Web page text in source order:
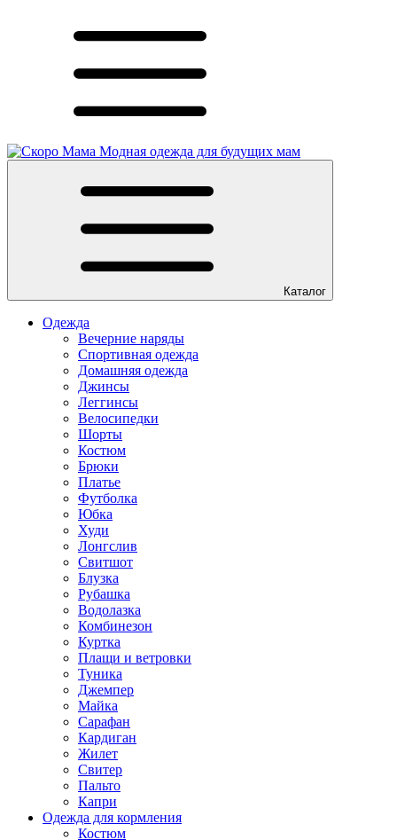
Модная одежда для будущих мам
Каталог
Одежда
Вечерние наряды
Спортивная одежда
Домашняя одежда
Джинсы
Леггинсы
Велосипедки
Шорты
Костюм
Брюки
Платье
Футболка
Юбка
Худи
Лонгслив
Свитшот
Блузка
Рубашка
Водолазка
Комбинезон
Куртка
Плащи и ветровки
Туника
Джемпер
Майка
Сарафан
Кардиган
Жилет
Свитер
Пальто
Капри
Одежда для кормления
Костюм